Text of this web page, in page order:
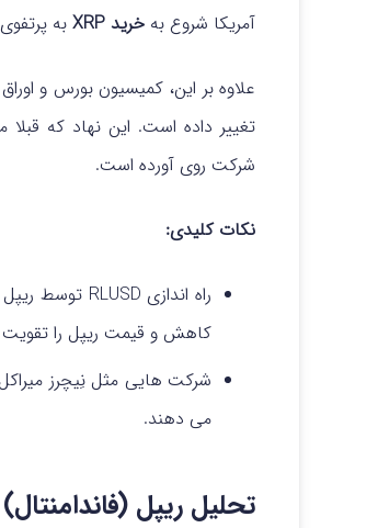
آمریکا شروع به خرید XRP به
تغییر داده است. این نهاد که
شرکت روی آورده است.
نکات کلیدی:
کاهش و قیمت ریپل را
می‌ دهند.
تحلیل ریپل (فاندامنتال)